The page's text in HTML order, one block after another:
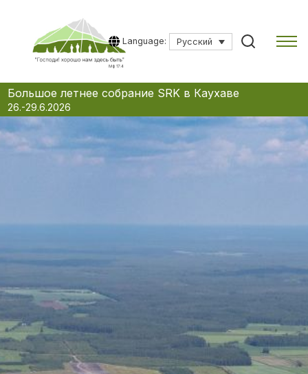
Skip
to
content
Language: Русский
Введите поисковый запрос для начала поиска.
Большое летнее собрание SRK в Каухаве
26.-29.6.2026